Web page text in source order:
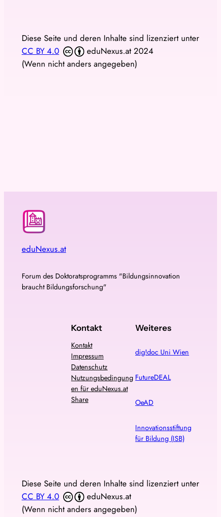
Diese Seite und deren Inhalte sind lizenziert unter
CC BY 4.0
eduNexus.at 2024
(Wenn nicht anders angegeben)
eduNexus.at
Forum des Doktoratsprogramms "Bildungsinnovation
braucht Bildungsforschung"
Kontakt
Kontakt
Impressum
Datenschutz
Nutzungsbedingung
en für eduNexus.at
Share
Weiteres
dig!doc Uni Wien
FutureDEAL
OeAD
Innovationsstiftung
für Bildung (ISB)
Diese Seite und deren Inhalte sind lizenziert unter
CC BY 4.0
eduNexus.at
(Wenn nicht anders angegeben)